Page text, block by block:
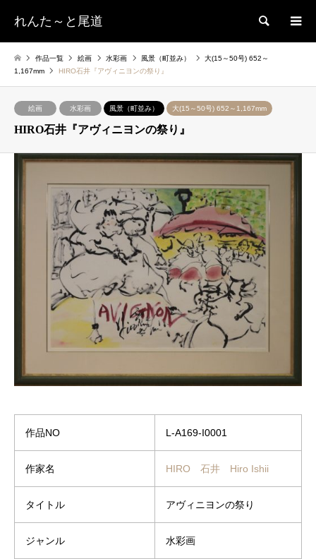
れんた～と尾道 検索
作品一覧 絵画 水彩画 風景（町並み）
大(15～50号) 652～
1,167mm
HIRO石井『アヴィニヨンの祭り』
絵画 水彩画 風景（町並み） 大(15～50号) 652～1,167mm
HIRO石井『アヴィニヨンの祭り』
作品NO L-A169-I0001
作家名 HIRO 石井 Hiro Ishii
タイトル アヴィニヨンの祭り
ジャンル 水彩画